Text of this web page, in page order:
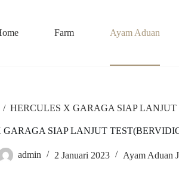
Farm Ayam Aduan
/ HERCULES X GARAGA SIAP
GARAGA SIAP LANJUT
admin 2 Januari 2023 Ayam Aduan